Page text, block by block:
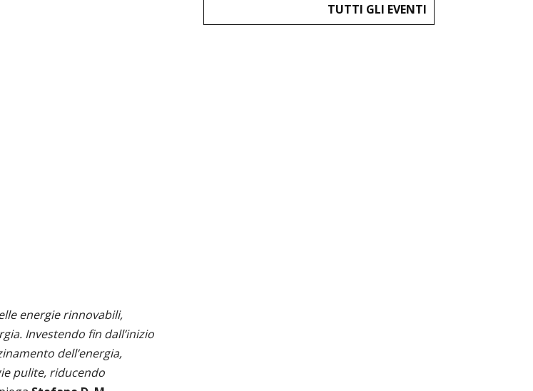
energie rinnovabili,
Investendo fin dall’inizio
dell’energia,
pulite, riducendo
TUTTI GLI EVENTI